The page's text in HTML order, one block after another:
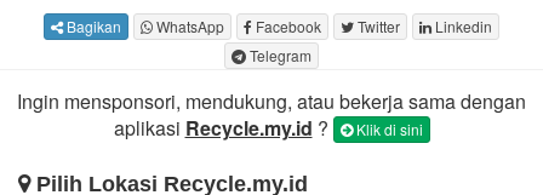
Bagikan WhatsApp Facebook Twitter
Linkedin
Telegram
Ingin mensponsori, mendukung, atau bekerja sama dengan
aplikasi Recycle.my.id ? Klik di sini
Pilih Lokasi Recycle.my.id